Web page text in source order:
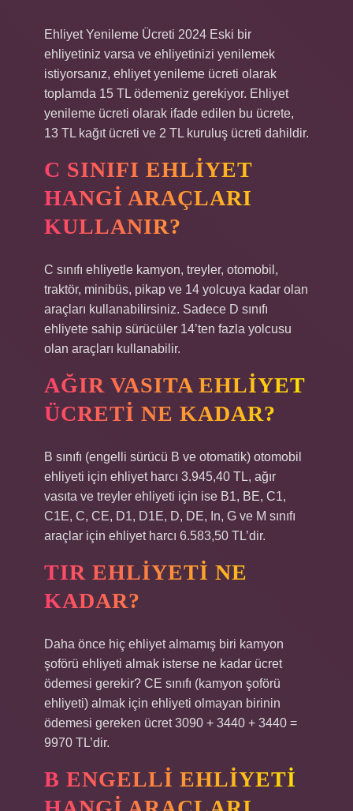
Ehliyet Yenileme Ücreti 2024 Eski bir
ehliyetiniz varsa ve ehliyetinizi yenilemek
istiyorsanız, ehliyet yenileme ücreti olarak
toplamda 15 TL ödemeniz gerekiyor. Ehliyet
yenileme ücreti olarak ifade edilen bu ücrete,
13 TL kağıt ücreti ve 2 TL kuruluş ücreti dahildir.
C SINIFI EHLIYET
HANGI ARAÇLARI
KULLANIR?
C sınıfı ehliyetle kamyon, treyler, otomobil,
traktör, minibüs, pikap ve 14 yolcuya kadar olan
araçları kullanabilirsiniz. Sadece D sınıfı
ehliyete sahip sürücüler 14’ten fazla yolcusu
olan araçları kullanabilir.
AĞIR VASITA EHLIYET
ÜCRETI NE KADAR?
B sınıfı (engelli sürücü B ve otomatik) otomobil
ehliyeti için ehliyet harcı 3.945,40 TL, ağır
vasıta ve treyler ehliyeti için ise B1, BE, C1,
C1E, C, CE, D1, D1E, D, DE, In, G ve M sınıfı
araçlar için ehliyet harcı 6.583,50 TL’dir.
TIR EHLIYETI NE
KADAR?
Daha önce hiç ehliyet almamış biri kamyon
şoförü ehliyeti almak isterse ne kadar ücret
ödemesi gerekir? CE sınıfı (kamyon şoförü
ehliyeti) almak için ehliyeti olmayan birinin
ödemesi gereken ücret 3090 + 3440 + 3440 =
9970 TL’dir.
B ENGELLI EHLIYETI